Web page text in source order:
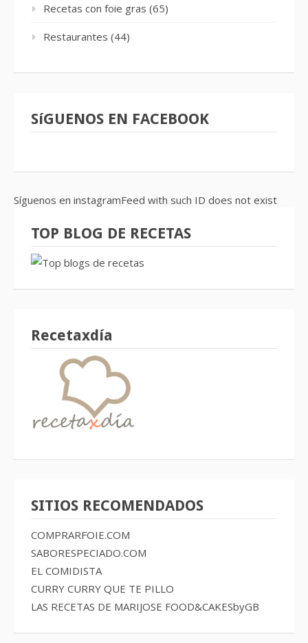
Recetas con foie gras (65)
Restaurantes (44)
SíGUENOS EN FACEBOOK
Síguenos en instagramFeed with such ID does not exist
TOP BLOG DE RECETAS
Recetaxdía
SITIOS RECOMENDADOS
COMPRARFOIE.COM
SABORESPECIADO.COM
EL COMIDISTA
CURRY CURRY QUE TE PILLO
LAS RECETAS DE MARIJOSE FOOD&CAKESbyGB